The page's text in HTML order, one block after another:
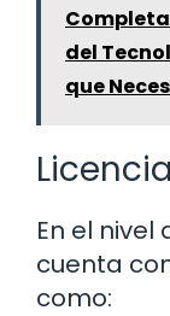
del
que
En el nivel
cuenta
como: